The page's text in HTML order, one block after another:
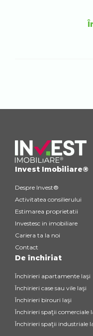
Invest Imobiliare®
Despre Invest®
Activitatea consilierului
Estimarea proprietatii
Investesc in imobiliare
Cariera ta la noi
Contact
De închiriat
Închirieri apartamente Iaşi
Închirieri case sau vile Iaşi
Închirieri birouri Iaşi
Închirieri spaţii comerciale
Închirieri spaţii industriale